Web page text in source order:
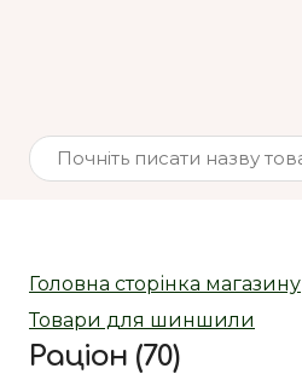
Головна сторінка магазину
Товари для шиншили
Раціон (70)